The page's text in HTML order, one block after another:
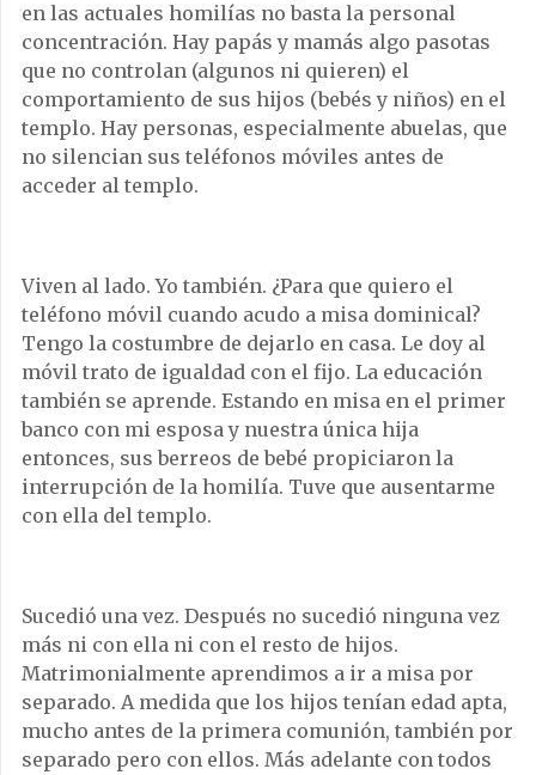
en las actuales homilías no basta la personal
concentración. Hay papás y mamás algo pasotas
que no controlan (algunos ni quieren) el
comportamiento de sus hijos (bebés y niños) en el
templo. Hay personas, especialmente abuelas, que
no silencian sus teléfonos móviles antes de
acceder al templo.
Viven al lado. Yo también. ¿Para que quiero el
teléfono móvil cuando acudo a misa dominical?
Tengo la costumbre de dejarlo en casa. Le doy al
móvil trato de igualdad con el fijo. La educación
también se aprende. Estando en misa en el primer
banco con mi esposa y nuestra única hija
entonces, sus berreos de bebé propiciaron la
interrupción de la homilía. Tuve que ausentarme
con ella del templo.
Sucedió una vez. Después no sucedió ninguna vez
más ni con ella ni con el resto de hijos.
Matrimonialmente aprendimos a ir a misa por
separado. A medida que los hijos tenían edad apta,
mucho antes de la primera comunión, también por
separado pero con ellos. Más adelante con todos